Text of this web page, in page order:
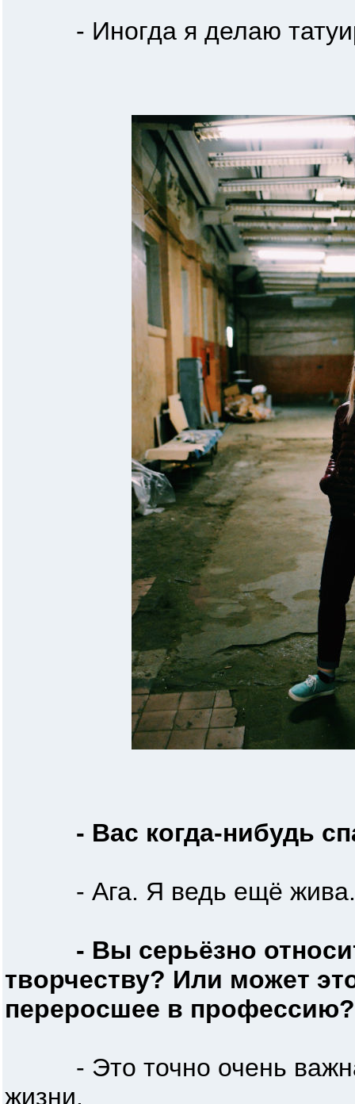
- Иногда я делаю
- Вас когда-нибудь
- Ага. Я ведь ещё жива.
- Вы серьёзно
творчеству? Или может
переросшее в профессию?
- Это точно очень
жизни.